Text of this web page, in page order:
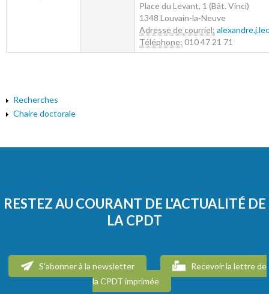
Recherches
Chaire doctorale
Place du Levant, 1 (Bât. Vinci)
1348 Louvain-la-Neuve
Adresse de courriel:
Téléphone: 010 47 21 71
RESTEZ AU COURANT DE L'ACTUALITÉ DE
LA CPDT
S'abonner à la newsletter
Recevoir la lettre de
la CPDT imprimée